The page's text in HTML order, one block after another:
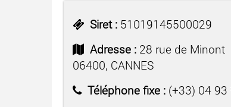
Siret : 51019145500029
Adresse : 28 rue de Minont
06400, CANNES
Téléphone fixe : (+33) 04